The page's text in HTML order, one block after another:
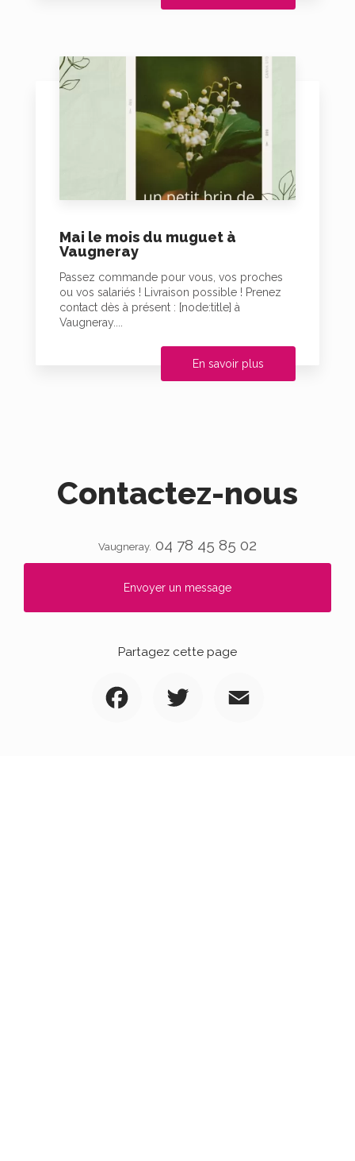
Mai le mois du muguet à
Vaugneray
Passez commande pour vous, vos proches
ou vos salariés ! Livraison possible ! Prenez
contact dès à présent : [node:title] à
Vaugneray....
En savoir plus
Contactez-nous
Vaugneray. 04 78 45 85 02
Envoyer un message
Partagez cette page